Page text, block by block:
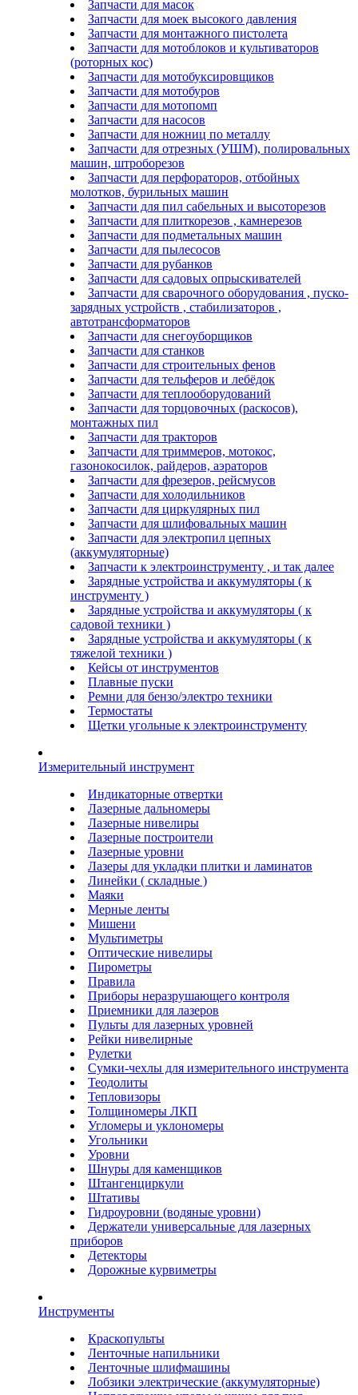
Запчасти для масок
Запчасти для моек высокого давления
Запчасти для монтажного пистолета
Запчасти для мотоблоков и культиваторов
(роторных кос)
Запчасти для мотобуксировщиков
Запчасти для мотобуров
Запчасти для мотопомп
Запчасти для насосов
Запчасти для ножниц по металлу
Запчасти для отрезных (УШМ), полировальных
машин, штроборезов
Запчасти для перфораторов, отбойных
молотков, бурильных машин
Запчасти для пил сабельных и высоторезов
Запчасти для плиткорезов , камнерезов
Запчасти для подметальных машин
Запчасти для пылесосов
Запчасти для рубанков
Запчасти для садовых опрыскивателей
Запчасти для сварочного оборудования , пуско-
зарядных устройств , стабилизаторов ,
автотрансформаторов
Запчасти для снегоуборщиков
Запчасти для станков
Запчасти для строительных фенов
Запчасти для тельферов и лебёдок
Запчасти для теплооборудований
Запчасти для торцовочных (раскосов),
монтажных пил
Запчасти для тракторов
Запчасти для триммеров, мотокос,
газонокосилок, райдеров, аэраторов
Запчасти для фрезеров, рейсмусов
Запчасти для холодильников
Запчасти для циркулярных пил
Запчасти для шлифовальных машин
Запчасти для электропил цепных
(аккумуляторные)
Запчасти к электроинструменту , и так далее
Зарядные устройства и аккумуляторы ( к
инструменту )
Зарядные устройства и аккумуляторы ( к
садовой техники )
Зарядные устройства и аккумуляторы ( к
тяжелой техники )
Кейсы от инструментов
Плавные пуски
Ремни для бензо/электро техники
Термостаты
Щетки угольные к электроинструменту
Измерительный инструмент
Индикаторные отвертки
Лазерные дальномеры
Лазерные нивелиры
Лазерные построители
Лазерные уровни
Лазеры для укладки плитки и ламинатов
Линейки ( складные )
Маяки
Мерные ленты
Мишени
Мультиметры
Оптические нивелиры
Пирометры
Правила
Приборы неразрушающего контроля
Приемники для лазеров
Пульты для лазерных уровней
Рейки нивелирные
Рулетки
Сумки-чехлы для измерительного инструмента
Теодолиты
Тепловизоры
Толщиномеры ЛКП
Угломеры и уклономеры
Угольники
Уровни
Шнуры для каменщиков
Штангенциркули
Штативы
Гидроуровни (водяные уровни)
Держатели универсальные для лазерных
приборов
Детекторы
Дорожные курвиметры
Инструменты
Краскопульты
Ленточные напильники
Ленточные шлифмашины
Лобзики электрические (аккумуляторные)